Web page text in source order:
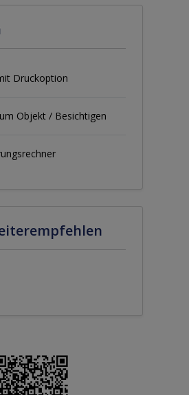
Druckoption
Objekt / Besichtigen